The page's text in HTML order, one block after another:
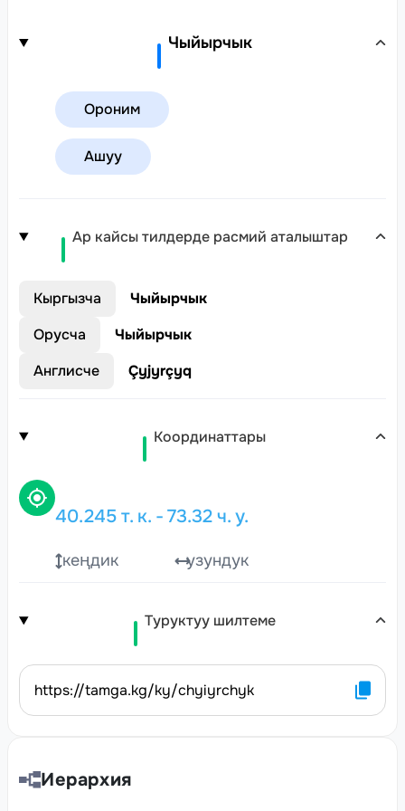
Чыйырчык
Ороним
Ашуу
Ар кайсы тилдерде расмий аталыштар
Кыргызча
Чыйырчык
Орусча
Чыйырчык
Англисче
Çyjyrçyq
Координаттары
40.245 т. к. - 73.32 ч. у.
кеңдик узундук
Туруктуу шилтеме
https://tamga.kg/ky/chyiyrchyk
Иерархия